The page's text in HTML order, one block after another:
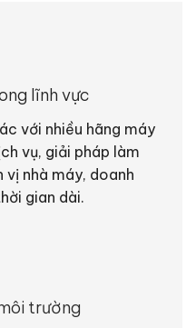
lĩnh vực
với nhiều hãng máy
vụ, giải pháp làm
nhà máy, doanh
gian dài.
trường